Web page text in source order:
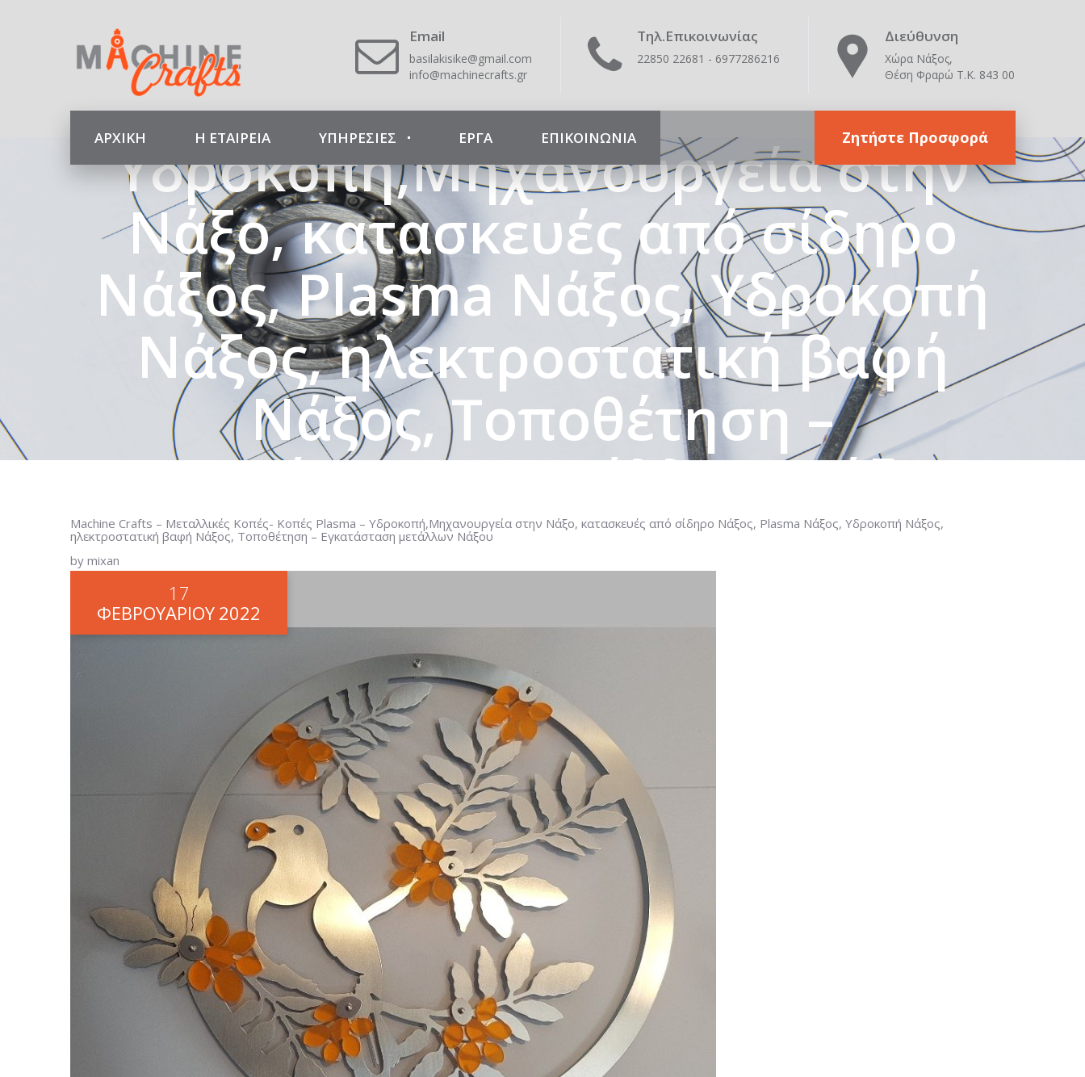
Email
basilakisike@gmail.com
info@machinecrafts.gr
Τηλ.Επικοινωνίας
22850 22681 - 6977286216
Διεύθυνση
Χώρα Νάξος,
Θέση Φραρώ Τ.Κ. 843 00
ΑΡΧΙΚΉ Η ΕΤΑΙΡΕΊΑ ΥΠΗΡΕΣΙΕΣ ΕΡΓΑ ΕΠΙΚΟΙΝΩΝΊΑ Ζητήστε Προσφορά
Machine Crafts – Μεταλλικές
Κοπές- Κοπές Plasma –
Υδροκοπή,Μηχανουργεία στην
Νάξο, κατασκευές από σίδηρο
Νάξος, Plasma Νάξος, Υδροκοπή
Νάξος, ηλεκτροστατική βαφή
Νάξος, Τοποθέτηση –
Εγκατάσταση μετάλλων Νάξου
HOME
MACHINE CRAFTS – ΜΕΤΑΛΛΙΚΈΣ ΚΟΠΈΣ- ΚΟΠΈΣ PLASMA – ΥΔΡΟΚΟΠΉ,ΜΗΧΑΝΟΥΡΓΕΊΑ ΣΤΗΝ ΝΆΞΟ, ΚΑΤΑΣΚΕΥΈΣ ΑΠΌ
ΝΆΞΟΥ
Machine Crafts – Μεταλλικές Κοπές- Κοπές Plasma – Υδροκοπή,Μηχανουργεία στην Νάξο, κατασκευές από σίδηρο Νάξος, Plasma Νάξος, Υδροκοπή Νάξος,
ηλεκτροστατική βαφή Νάξος, Τοποθέτηση – Εγκατάσταση μετάλλων Νάξου
by mixan
17
ΦΕΒΡΟΥΑΡΊΟΥ 2022